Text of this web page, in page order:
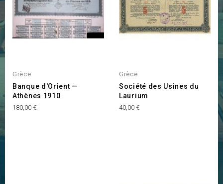
Grèce
Banque d'Orient —
Athènes 1910
Prix
180,00 €
Grèce
Société des Usines du
Laurium
Prix
40,00 €